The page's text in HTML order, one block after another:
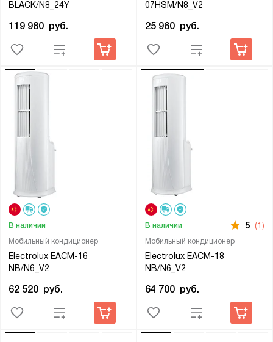
BLACK/N8_24Y
119 980 руб.
07HSM/N8_V2
25 960 руб.
Мобильный кондиционер
Electrolux EACM-16
NB/N6_V2
В наличии
62 520 руб.
Мобильный кондиционер
Electrolux EACM-18
NB/N6_V2
В наличии 5 (1)
64 700 руб.